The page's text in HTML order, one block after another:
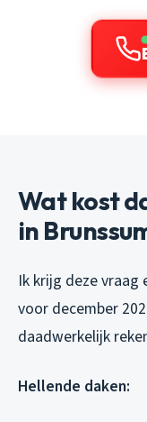
Wat kost
in
Ik krijg deze vraag
voor december
daadwerkelijk
Hellende daken: